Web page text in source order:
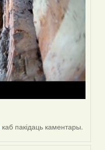
каб пакідаць каментары.